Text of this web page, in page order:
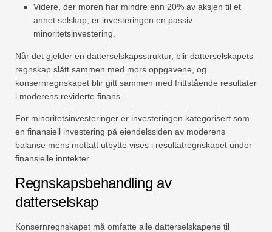
Videre, der moren har mindre enn 20% av aksjen til et
annet selskap, er investeringen en passiv
minoritetsinvestering.
Når det gjelder en datterselskapsstruktur, blir datterselskapets
regnskap slått sammen med mors oppgavene, og
konsernregnskapet blir gitt sammen med frittstående resultater
i moderens reviderte finans.
For minoritetsinvesteringer er investeringen kategorisert som
en finansiell investering på eiendelssiden av moderens
balanse mens mottatt utbytte vises i resultatregnskapet under
finansielle inntekter.
Regnskapsbehandling av
datterselskap
Konsernregnskapet må omfatte alle datterselskapene til